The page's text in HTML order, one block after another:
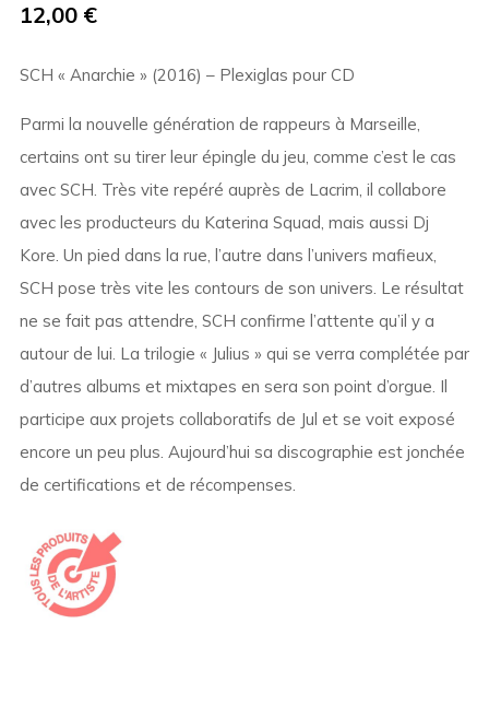
12,00 €
SCH « Anarchie » (2016) – Plexiglas pour CD
Parmi la nouvelle génération de rappeurs à Marseille,
certains ont su tirer leur épingle du jeu, comme c’est le cas
avec SCH. Très vite repéré auprès de Lacrim, il collabore
avec les producteurs du Katerina Squad, mais aussi Dj
Kore. Un pied dans la rue, l’autre dans l’univers mafieux,
SCH pose très vite les contours de son univers. Le résultat
ne se fait pas attendre, SCH confirme l’attente qu’il y a
autour de lui. La trilogie « Julius » qui se verra complétée par
d’autres albums et mixtapes en sera son point d’orgue. Il
participe aux projets collaboratifs de Jul et se voit exposé
encore un peu plus. Aujourd’hui sa discographie est jonchée
de certifications et de récompenses.